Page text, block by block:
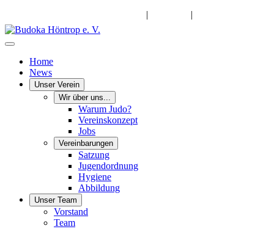
| |
Home
News
Unser Verein
Wir über uns...
Warum Judo?
Vereinskonzept
Jobs
Vereinbarungen
Satzung
Jugendordnung
Hygiene
Abbildung
Unser Team
Vorstand
Team